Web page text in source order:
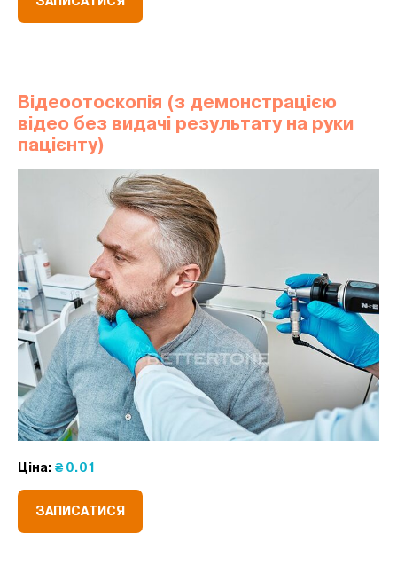
Відеоотоскопія (з демонстрацією
відео без видачі результату на руки
пацієнту)
Ціна: ₴ 0.01
ЗАПИСАТИСЯ